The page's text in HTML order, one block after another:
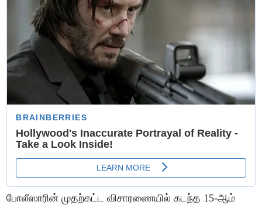
போலீஸாரின் முதற்கட்ட விசாரணையில் கடந்த 15-ஆம்